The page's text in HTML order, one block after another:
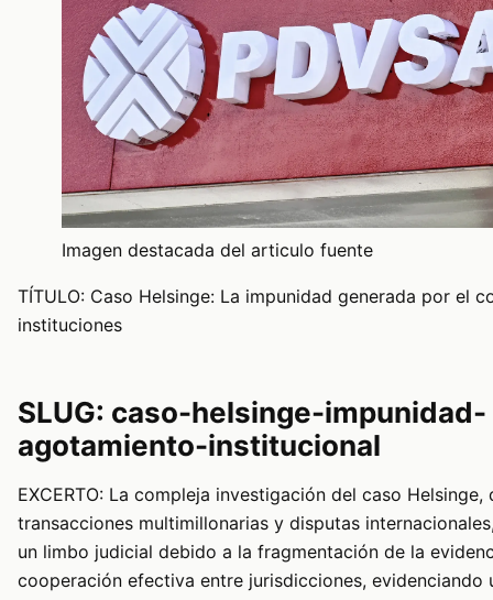
Imagen destacada del articulo fuente
TÍTULO: Caso Helsinge: La impunidad generada por el
instituciones
SLUG: caso-helsinge-impunidad-
agotamiento-institucional
EXCERTO: La compleja investigación del caso Helsinge,
transacciones multimillonarias y disputas
un limbo judicial debido a la fragmentación de la
cooperación efectiva entre jurisdicciones, evidenciando